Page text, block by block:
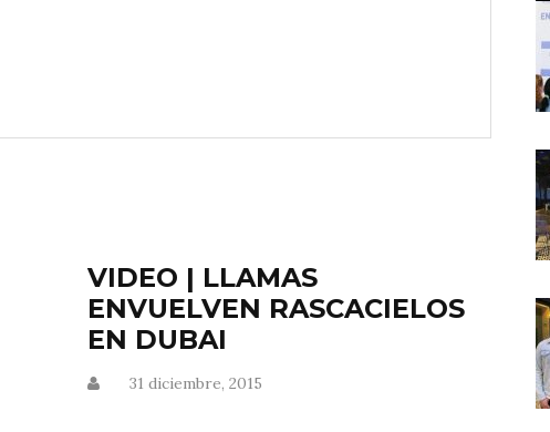
VIDEO | LLAMAS
ENVUELVEN RASCACIELOS
EN DUBAI
31 diciembre, 2015